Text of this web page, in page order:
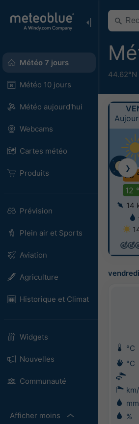
Météo 7 jours
Météo 10 jours
Météo aujourd'hui
Webcams
Cartes météo
Produits
Prévision
Plein air et Sports
Aviation
Agriculture
Historique et Climat
Widgets
Nouvelles
Communauté
Afficher moins
44.62°N
28
12
14
❯
vendredi
°C
°C
mm
%